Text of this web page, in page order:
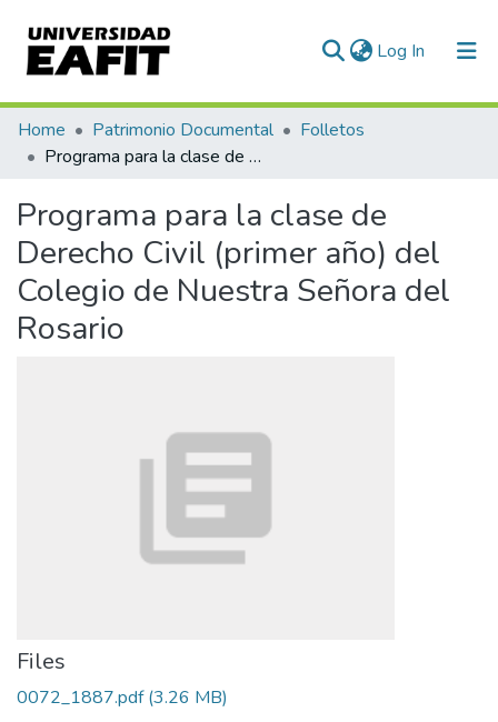
Log In (current)
Communities & Collections
All of DSpace
Statistics
Home Patrimonio Documental
Folletos
Programa para la clase de Derecho Civil (primer año) del Colegio de Nuestra Señora del Rosario
Programa para la clase de
Derecho Civil (primer año) del
Colegio de Nuestra Señora del
Rosario
Files
0072_1887.pdf(3.26 MB)